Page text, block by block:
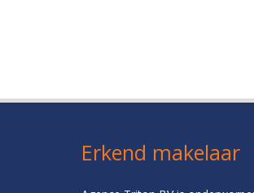
Erkend makelaar